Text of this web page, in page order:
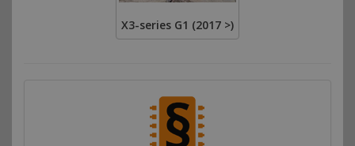
X3-series G1 (2017 >)